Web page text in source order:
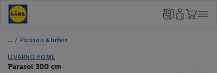
/ Parasols & luifels
LIVARNO HOME
Parasol 300 cm